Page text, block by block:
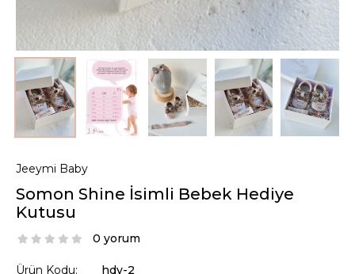
Jeeymi Baby
Somon Shine İsimli Bebek Hediye
Kutusu
0 yorum
Ürün Kodu:
hdy-2